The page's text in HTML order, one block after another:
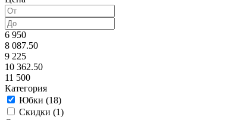
6 950
8 087.50
9 225
10 362.50
11 500
Категория
Юбки (18)
Скидки (1)